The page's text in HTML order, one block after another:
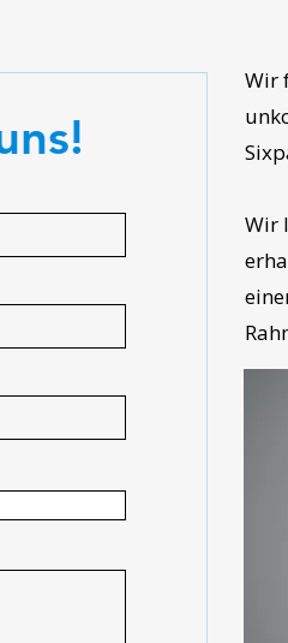
Wir
Wir